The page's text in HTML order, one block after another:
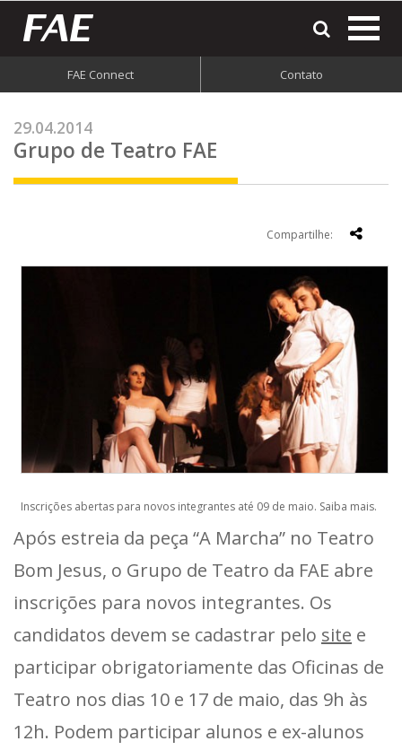
FAE Connect Contato
29.04.2014
Grupo de Teatro FAE
Compartilhe:
Inscrições abertas para novos integrantes até 09 de maio. Saiba mais.
Após estreia da peça “A Marcha” no Teatro
Bom Jesus, o Grupo de Teatro da FAE abre
inscrições para novos integrantes. Os
candidatos devem se cadastrar pelo site e
participar obrigatoriamente das Oficinas de
Teatro nos dias 10 e 17 de maio, das 9h às
12h. Podem participar alunos e ex-alunos